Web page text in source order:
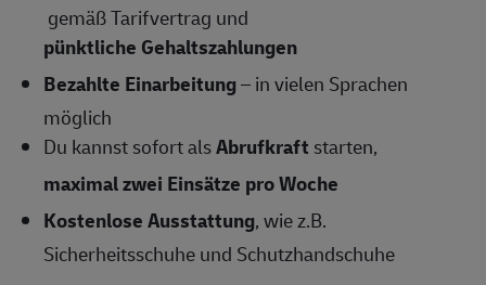
gemäß Tarifvertrag und
pünktliche Gehaltszahlungen
Bezahlte Einarbeitung– in vielen Sprachen
möglich
Du kannst sofort alsAbrufkraft starten,
maximal zwei Einsätze pro Woche
Kostenlose Ausstattung, wie z.B.
Sicherheitsschuhe und Schutzhandschuhe